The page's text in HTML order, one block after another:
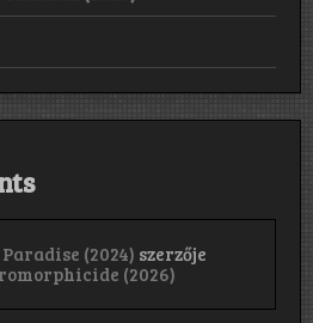
(2024) szerzője
(2026)